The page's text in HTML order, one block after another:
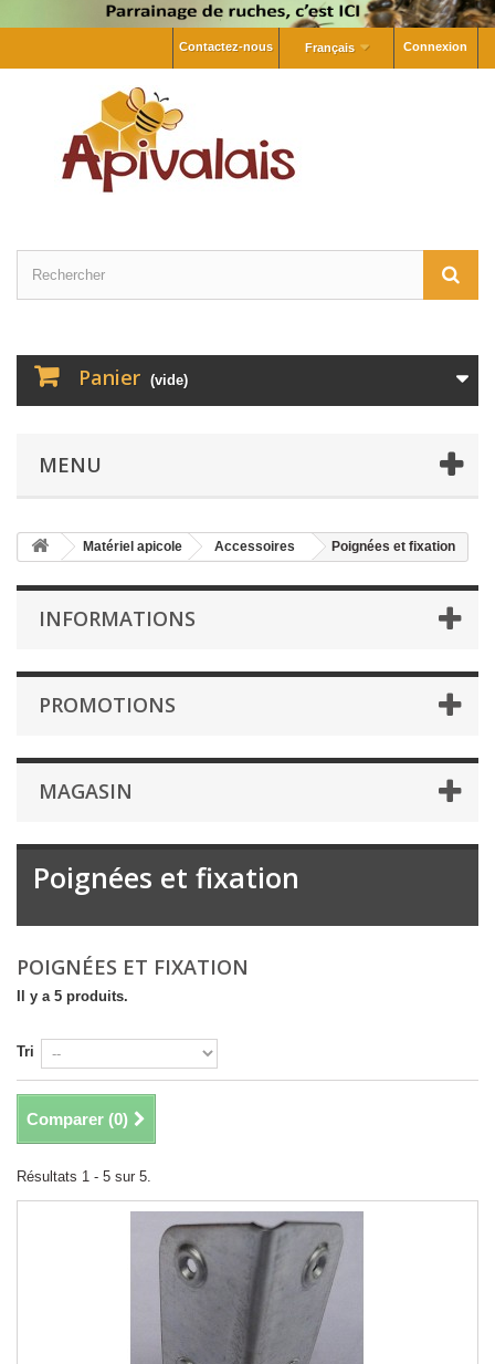
Connexion
Français
Contactez-nous
Panier (vide)
MENU
Matériel apicole Accessoires Poignées et fixation
INFORMATIONS
PROMOTIONS
MAGASIN
Poignées et fixation
POIGNÉES ET FIXATION
Il y a 5 produits.
Tri
Comparer (0)
Résultats 1 - 5 sur 5.